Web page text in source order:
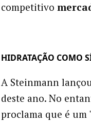
competitivo
HIDRATAÇÃO COMO
A Steinmann
deste ano. No
proclama que é